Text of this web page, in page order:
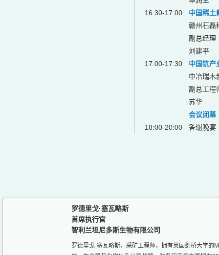
16:30-17:00
中国稀土
赣州石磊
副总经理
刘建平
17:00-17:30
中国钪产
中冶瑞木
副总工程
苏华
会议闭幕
18:00-20:00
答谢晚宴
罗德里戈·塞瓦略斯
首席执行官
智利兰坦尼多斯生物有限公司
罗德里戈·塞瓦略斯，采矿工程师，拥有英国剑桥大学的